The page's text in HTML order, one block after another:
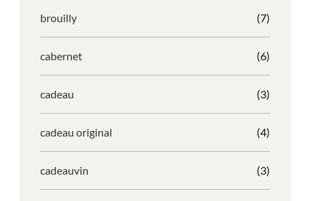
brouilly (7)
cabernet (6)
cadeau (3)
cadeau original (4)
cadeauvin (3)